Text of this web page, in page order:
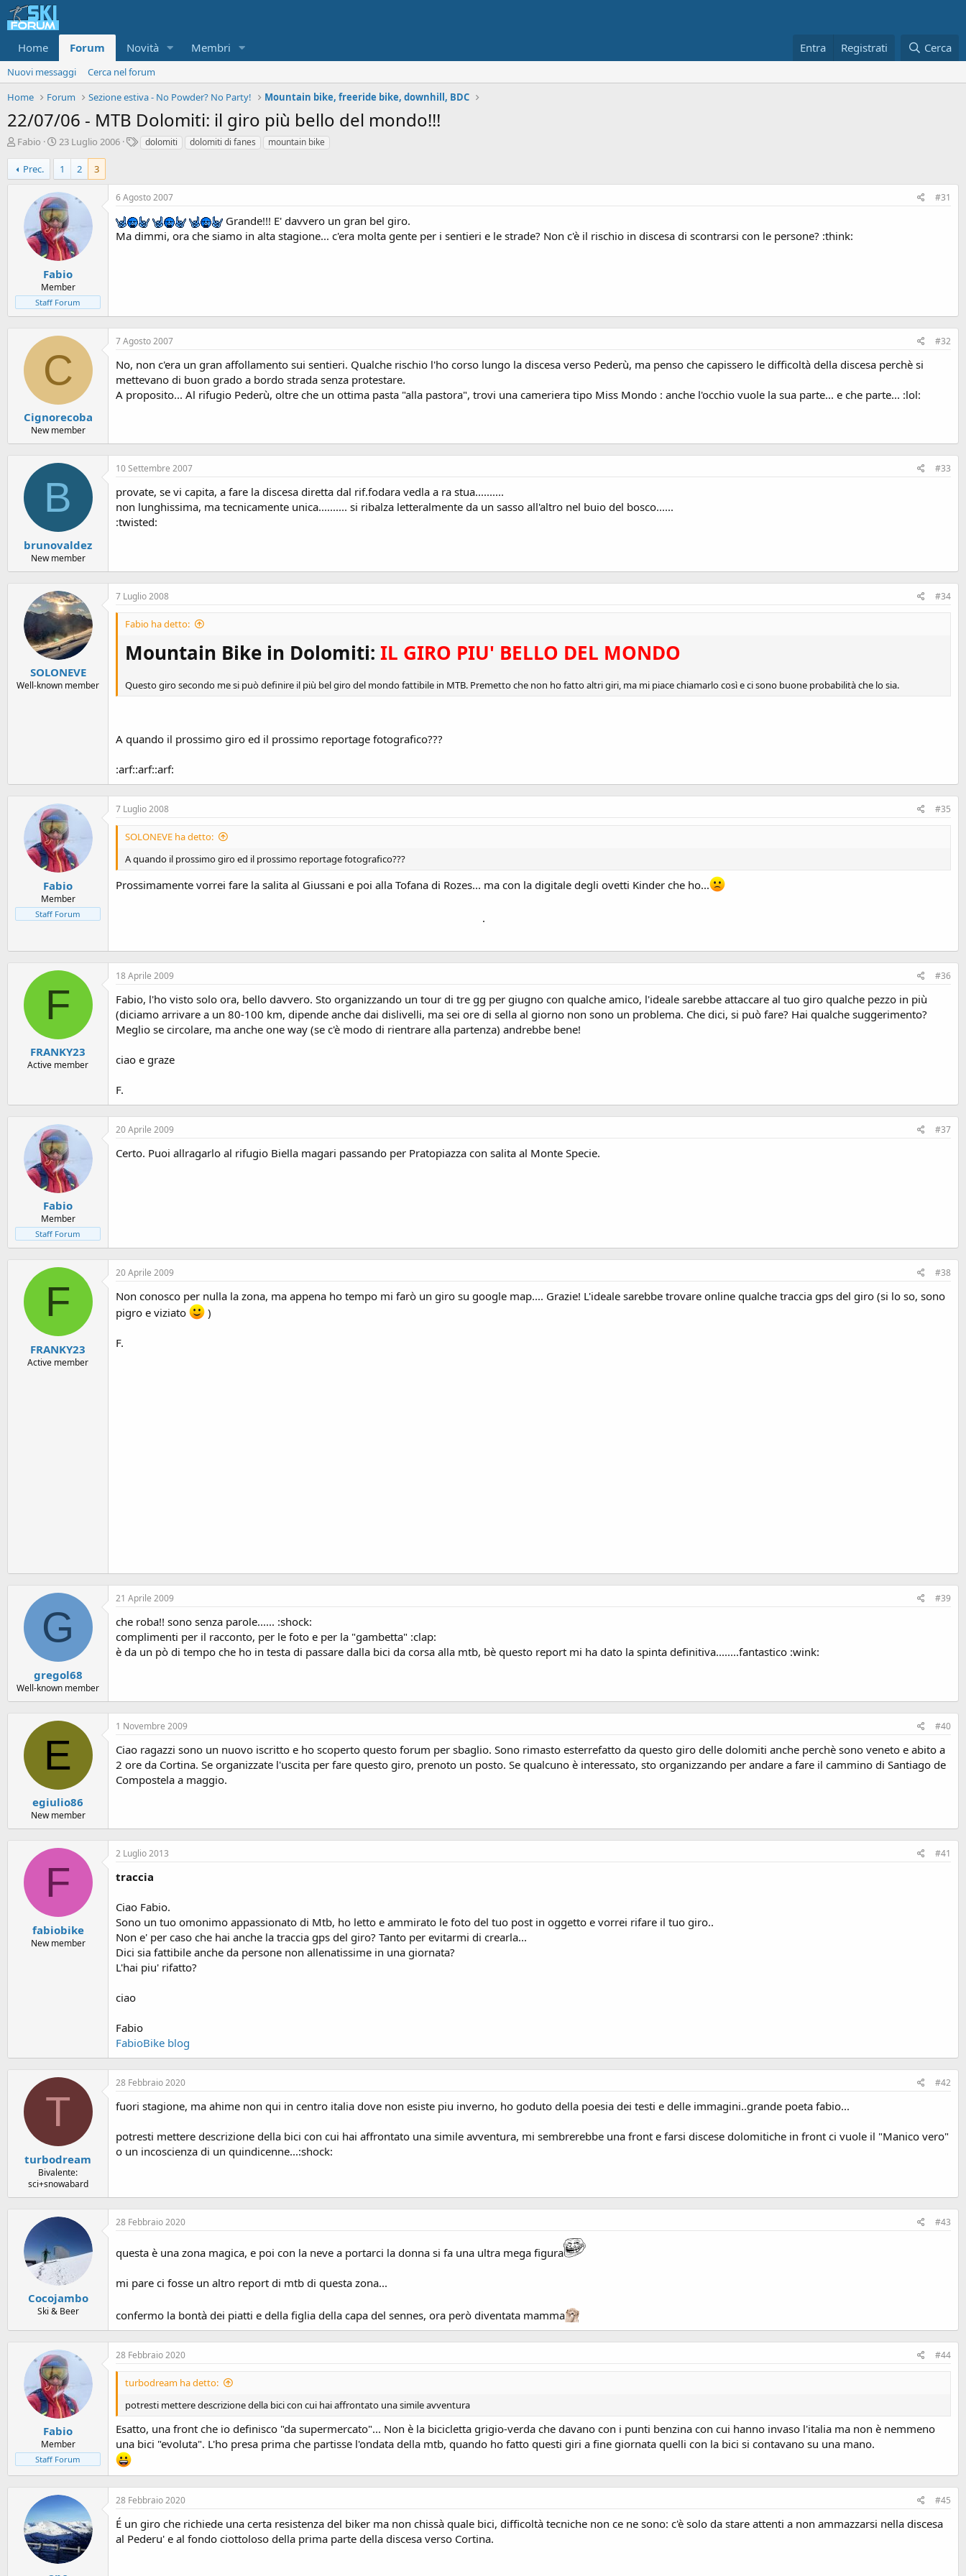
Home Forum Novità Membri Entra Registrati Cerca
Nuovi messaggi
Cerca nel forum
Home
Forum Sezione estiva - No Powder? No Party! Mountain bike, freeride bike, downhill, BDC
22/07/06 - MTB Dolomiti: il giro più bello del mondo!!!
A
t
o
s
i
Fabio
D
t
a
d
'
i
n
i
z
i
o
23 Luglio 2006
Tdolomiti dolomiti di fanes mountain bike
Prec. 1 2 3
Fabio
Member
Staff Forum
6 Agosto 2007 #31
Grande!!! E' davvero un gran bel giro.
Ma dimmi, ora che siamo in alta stagione... c'era molta gente per i sentieri e le strade? Non c'è il rischio in discesa di scontrarsi con le persone? :think:
C
Cignorecoba
New member
7 Agosto 2007 #32
No, non c'era un gran affollamento sui sentieri. Qualche rischio l'ho corso lungo la discesa verso Pederù, ma penso che capissero le difficoltà della discesa perchè si
mettevano di buon grado a bordo strada senza protestare.
A proposito... Al rifugio Pederù, oltre che un ottima pasta "alla pastora", trovi una cameriera tipo Miss Mondo : anche l'occhio vuole la sua parte... e che parte... :lol:
B
brunovaldez
New member
10 Settembre 2007 #33
provate, se vi capita, a fare la discesa diretta dal rif.fodara vedla a ra stua..........
non lunghissima, ma tecnicamente unica.......... si ribalza letteralmente da un sasso all'altro nel buio del bosco......
:twisted:
SOLONEVE
Well-known member
7 Luglio 2008 #34
Fabio ha detto:
Mountain Bike in Dolomiti: IL GIRO PIU' BELLO DEL MONDO
Questo giro secondo me si può definire il più bel giro del mondo fattibile in MTB. Premetto che non ho fatto altri giri, ma mi piace chiamarlo così e ci sono buone probabilità che lo sia.
A quando il prossimo giro ed il prossimo reportage fotografico???
:arf::arf::arf:
Fabio
Member
Staff Forum
7 Luglio 2008 #35
SOLONEVE ha detto:
A quando il prossimo giro ed il prossimo reportage fotografico???
Prossimamente vorrei fare la salita al Giussani e poi alla Tofana di Rozes... ma con la digitale degli ovetti Kinder che ho...
.
F
FRANKY23
Active member
18 Aprile 2009 #36
Fabio, l'ho visto solo ora, bello davvero. Sto organizzando un tour di tre gg per giugno con qualche amico, l'ideale sarebbe attaccare al tuo giro qualche pezzo in più
(diciamo arrivare a un 80-100 km, dipende anche dai dislivelli, ma sei ore di sella al giorno non sono un problema. Che dici, si può fare? Hai qualche suggerimento?
Meglio se circolare, ma anche one way (se c'è modo di rientrare alla partenza) andrebbe bene!
ciao e graze
F.
Fabio
Member
Staff Forum
20 Aprile 2009 #37
Certo. Puoi allragarlo al rifugio Biella magari passando per Pratopiazza con salita al Monte Specie.
F
FRANKY23
Active member
20 Aprile 2009 #38
Non conosco per nulla la zona, ma appena ho tempo mi farò un giro su google map.... Grazie! L'ideale sarebbe trovare online qualche traccia gps del giro (si lo so, sono
pigro e viziato
)
F.
G
gregol68
Well-known member
21 Aprile 2009 #39
che roba!! sono senza parole...... :shock:
complimenti per il racconto, per le foto e per la "gambetta" :clap:
è da un pò di tempo che ho in testa di passare dalla bici da corsa alla mtb, bè questo report mi ha dato la spinta definitiva........fantastico :wink:
E
egiulio86
New member
1 Novembre 2009 #40
Ciao ragazzi sono un nuovo iscritto e ho scoperto questo forum per sbaglio. Sono rimasto esterrefatto da questo giro delle dolomiti anche perchè sono veneto e abito a
2 ore da Cortina. Se organizzate l'uscita per fare questo giro, prenoto un posto. Se qualcuno è interessato, sto organizzando per andare a fare il cammino di Santiago de
Compostela a maggio.
F
fabiobike
New member
2 Luglio 2013 #41
traccia
Ciao Fabio.
Sono un tuo omonimo appassionato di Mtb, ho letto e ammirato le foto del tuo post in oggetto e vorrei rifare il tuo giro..
Non e' per caso che hai anche la traccia gps del giro? Tanto per evitarmi di crearla...
Dici sia fattibile anche da persone non allenatissime in una giornata?
L'hai piu' rifatto?
ciao
Fabio
FabioBike blog
T
turbodream
Bivalente:
sci+snowabard
28 Febbraio 2020 #42
fuori stagione, ma ahime non qui in centro italia dove non esiste piu inverno, ho goduto della poesia dei testi e delle immagini..grande poeta fabio...
potresti mettere descrizione della bici con cui hai affrontato una simile avventura, mi sembrerebbe una front e farsi discese dolomitiche in front ci vuole il "Manico vero"
o un incoscienza di un quindicenne...:shock:
Cocojambo
Ski & Beer
28 Febbraio 2020 #43
questa è una zona magica, e poi con la neve a portarci la donna si fa una ultra mega figura
mi pare ci fosse un altro report di mtb di questa zona...
confermo la bontà dei piatti e della figlia della capa del sennes, ora però diventata mamma
Fabio
Member
Staff Forum
28 Febbraio 2020 #44
turbodream ha detto:
potresti mettere descrizione della bici con cui hai affrontato una simile avventura
Esatto, una front che io definisco "da supermercato"... Non è la bicicletta grigio-verda che davano con i punti benzina con cui hanno invaso l'italia ma non è nemmeno
una bici "evoluta". L'ho presa prima che partisse l'ondata della mtb, quando ho fatto questi giri a fine giornata quelli con la bici si contavano su una mano.
28 Febbraio 2020 #45
É un giro che richiede una certa resistenza del biker ma non chissà quale bici, difficoltà tecniche non ce ne sono: c'è solo da stare attenti a non ammazzarsi nella discesa
al Pederu' e al fondo ciottoloso della prima parte della discesa verso Cortina.